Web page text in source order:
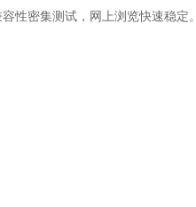
性密集测试，网上浏览快速稳定。